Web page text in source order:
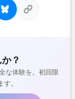
？
な体験を。初回限
。